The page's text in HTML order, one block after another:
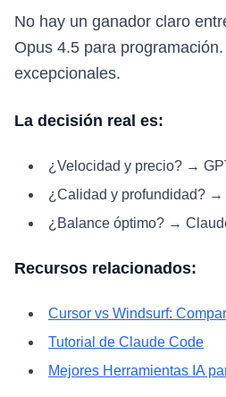
No hay un ganador claro
Opus 4.5 para
excepcionales.
La decisión real es:
¿Velocidad y precio? →
¿Calidad y profundidad? →
¿Balance óptimo? →
Recursos relacionados:
Cursor vs Windsurf:
Tutorial de Claude Code
Mejores Herramientas IA